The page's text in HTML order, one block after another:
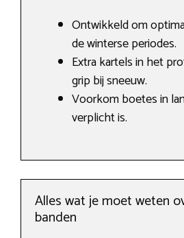
Ontwikkeld om
de winterse periodes.
Extra kartels in het
grip bij sneeuw.
Voorkom boetes in
verplicht is.
Alles wat je moet weten
banden